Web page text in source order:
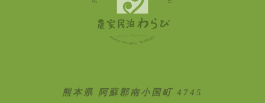
熊本県 阿蘇郡南小国町 4745